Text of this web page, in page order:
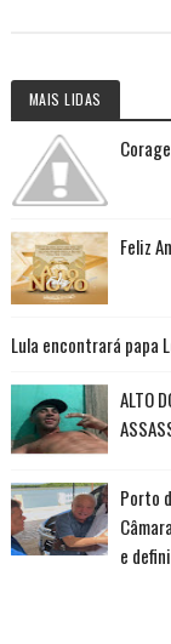
MAIS LIDAS
Feliz
Lula encontrará papa
ALTO
Porto
e